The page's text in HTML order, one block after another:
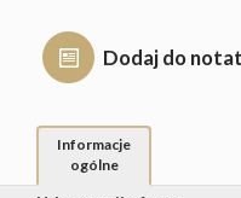
Dodaj do
Informacje
ogólne